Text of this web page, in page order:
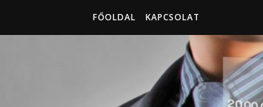
FŐOLDAL KAPCSOLAT